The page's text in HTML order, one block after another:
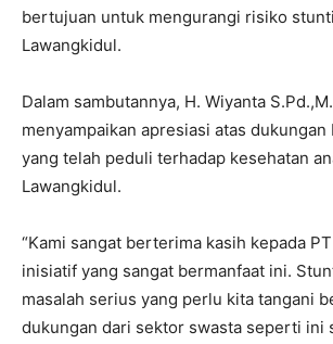
bertujuan untuk mengurangi risiko
Lawangkidul.
Dalam sambutannya, H. Wiyanta
menyampaikan apresiasi atas dukungan
yang telah peduli terhadap kesehatan
Lawangkidul.
“Kami sangat berterima kasih kepada
inisiatif yang sangat bermanfaat ini.
masalah serius yang perlu kita tangani
dukungan dari sektor swasta seperti ini